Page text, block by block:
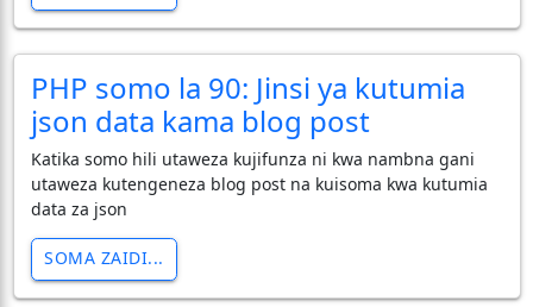
PHP somo la 90: Jinsi ya kutumia
json data kama blog post
Katika somo hili utaweza kujifunza ni kwa nambna gani
utaweza kutengeneza blog post na kuisoma kwa kutumia
data za json
SOMA ZAIDI...